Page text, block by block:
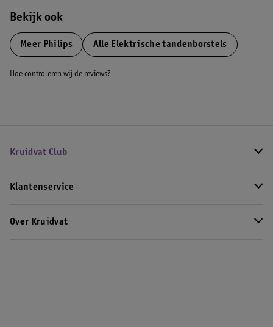
Bekijk ook
Meer Philips Alle Elektrische tandenborstels
Hoe controleren wij de reviews?
Kruidvat Club
Klantenservice
Over Kruidvat